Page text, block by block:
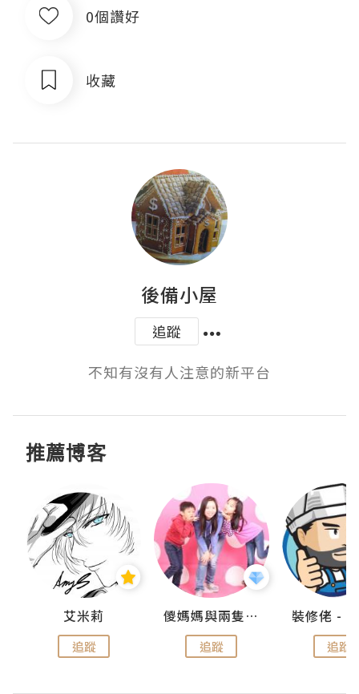
0個讚好
收藏
後備小屋
追蹤
不知有沒有人注意的新平台
推薦博客
艾米莉
追蹤
儍媽媽與兩隻小魔怪之家
追蹤 追蹤